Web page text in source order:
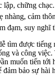
chững chạc.
nhàng, cảm
đạm, suy nghĩ
tìm được tiếng
và công
muốn tiến tới
đảm bảo sự hài